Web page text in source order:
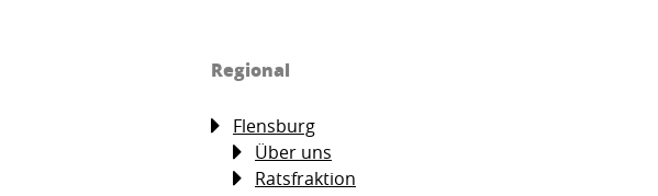
Regional
Flensburg
Über uns
Ratsfraktion